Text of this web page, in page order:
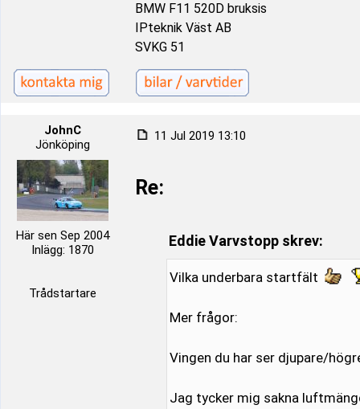
BMW F11 520D bruksis
IPteknik Väst AB
SVKG 51
JohnC
Jönköping
Här sen Sep 2004
Inlägg: 1870
Trådstartare
11 Jul 2019 13:10
Re:
Eddie Varvstopp skrev:
Vilka underbara startfält
Mer frågor:
Vingen du har ser djupare/
Jag tycker mig sakna